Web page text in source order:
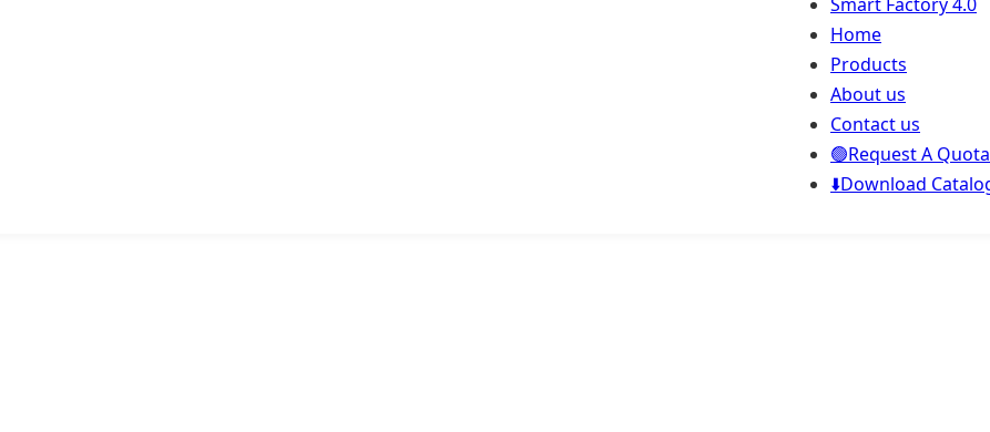
Home
Products
About us
Contact us
🟢Request A
⬇️Download